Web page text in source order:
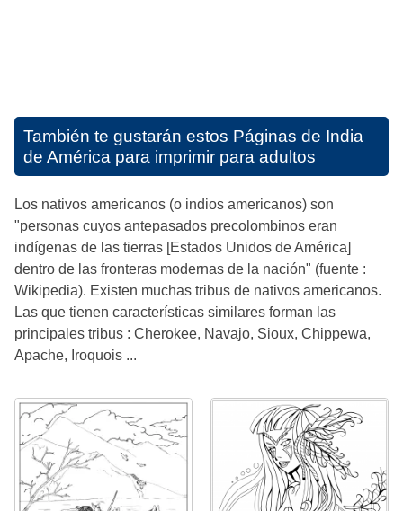
También te gustarán estos Páginas de India
de América para imprimir para adultos
Los nativos americanos (o indios americanos) son
"personas cuyos antepasados precolombinos eran
indígenas de las tierras [Estados Unidos de América]
dentro de las fronteras modernas de la nación" (fuente :
Wikipedia). Existen muchas tribus de nativos americanos.
Las que tienen características similares forman las
principales tribus : Cherokee, Navajo, Sioux, Chippewa,
Apache, Iroquois ...